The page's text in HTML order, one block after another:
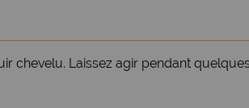
Laissez agir pendant